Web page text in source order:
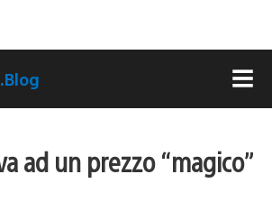
.Blog
ad un prezzo “magico”